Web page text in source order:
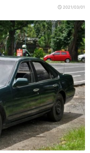
2021/03/01